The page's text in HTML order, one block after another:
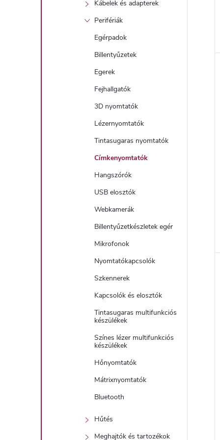
Kábelek és adapterek
Perifériák
Egérpadok
Billentyűzetek
Egerek
Fejhallgatók
3D nyomtatók
Lézernyomtatók
Tintasugaras nyomtatók
Címkenyomtatók
Hangszórók
USB elosztók
Webkamerák
Billentyűzetkészletek egér
Mikrofonok
Nyomtatókapcsolók
Szkennerek
Kapcsolók és elosztók
Tintasugaras multifunkciós
készülékek
Színes lézer multifunkciós
készülékek
Hőnyomtatók
Mátrixnyomtatók
Bluetooth
Hűtés
Meghajtók és tartozékok
l